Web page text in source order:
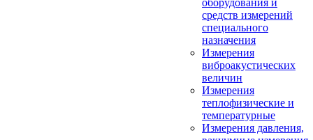
оборудования и
средств измерений
специального
назначения
Измерения
виброакустических
величин
Измерения
теплофизические и
температурные
Измерения давления,